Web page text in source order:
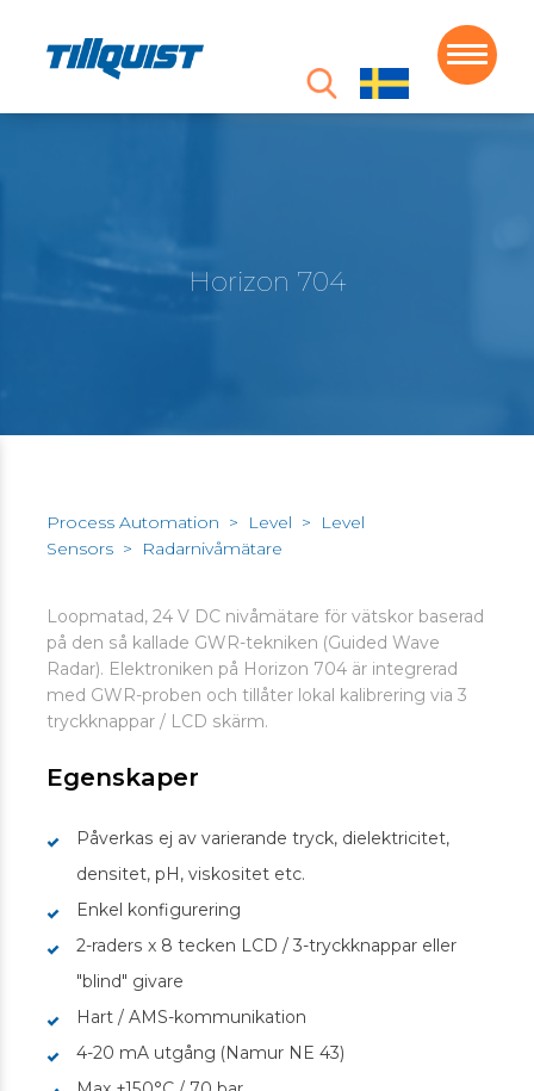
Horizon 704
Process Automation > Level >
Level
Sensors > Radarnivåmätare
Loopmatad, 24 V DC nivåmätare för vätskor baserad
på den så kallade GWR-tekniken (Guided Wave
Radar). Elektroniken på Horizon 704 är integrerad
med GWR-proben och tillåter lokal kalibrering via 3
tryckknappar / LCD skärm.
Egenskaper
Påverkas ej av varierande tryck, dielektricitet,
densitet, pH, viskositet etc.
Enkel konfigurering
2-raders x 8 tecken LCD / 3-tryckknappar eller
"blind" givare
Hart / AMS-kommunikation
4-20 mA utgång (Namur NE 43)